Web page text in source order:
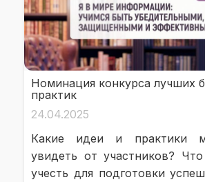
Номинация конкурса лучших
практик
24.04.2025
Какие идеи и практики
увидеть от участников?
учесть для подготовки